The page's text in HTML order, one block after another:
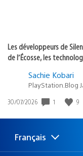
Les développeurs de
de l’Écosse, les
Sachie Kobari
PlayStation.Blog
Date
publication
30/07/2026 1 9
Choisir
Région
Français